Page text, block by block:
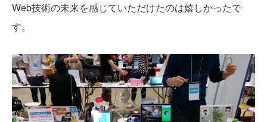
Web技術の未来を感じていただけたのは嬉しかったで
す。